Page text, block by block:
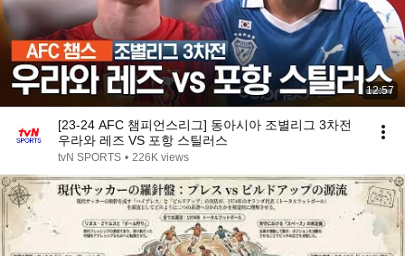
12:57
[23-24 AFC 챔피언스리그] 동아시아 조별리그 3차전
우라와 레즈 VS 포항 스틸러스
tvN SPORTS • 226K views